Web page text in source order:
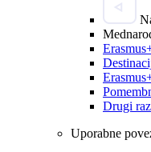
Drugi
Uporabne